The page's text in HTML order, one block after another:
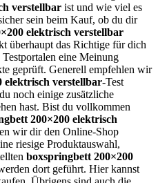
verstellbar ist und wie viel es
sein beim Kauf, ob du dir
elektrisch verstellbar
überhaupt das Richtige für dich
eine Meinung
geprüft. Generell empfehlen wir
elektrisch verstellbar-Test
noch einige zusätzliche
hast. Bist du vollkommen
200×200 elektrisch
wir dir den Online-Shop
riesige Produktauswahl,
boxspringbett 200×200
dort geführt. Hier kannst